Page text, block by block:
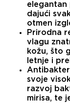
dajući
otmen
Prirodna
vlagu
kožu, što
letnje i
svoje
razvoj
mirisa, te